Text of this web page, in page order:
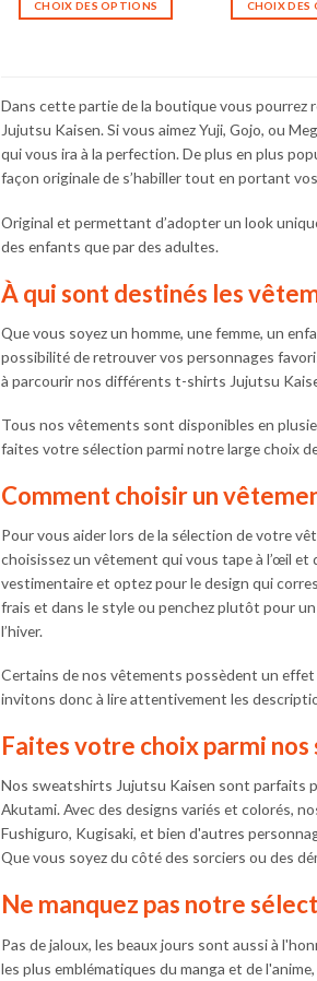
CHOIX DES OPTIONS
variations.
Les
options
peuvent
choisies
sur
page
produit
CHOIX DES
Dans cette partie de la boutique vous pourrez
Jujutsu Kaisen. Si vous aimez Yuji, Gojo, ou
qui vous ira à la perfection. De plus en plus
façon originale de s’habiller tout en portant
Original et permettant d’adopter un look
des enfants que par des adultes.
À qui sont destinés les
Que vous soyez un homme, une femme, un
possibilité de retrouver vos personnages
à parcourir nos différents t-shirts Jujutsu
Tous nos vêtements sont disponibles en
faites votre sélection parmi notre large choix
Comment choisir un
Pour vous aider lors de la sélection de votre
choisissez un vêtement qui vous tape à l’œil
vestimentaire et optez pour le design qui
frais et dans le style ou penchez plutôt pour un
l’hiver.
Certains de nos vêtements possèdent un
invitons donc à lire attentivement les
Faites votre choix parmi
Nos sweatshirts Jujutsu Kaisen sont parfaits
Akutami. Avec des designs variés et colorés,
Fushiguro, Kugisaki, et bien d'autres
Que vous soyez du côté des sorciers ou des
Ne manquez pas notre
Pas de jaloux, les beaux jours sont aussi à
les plus emblématiques du manga et de